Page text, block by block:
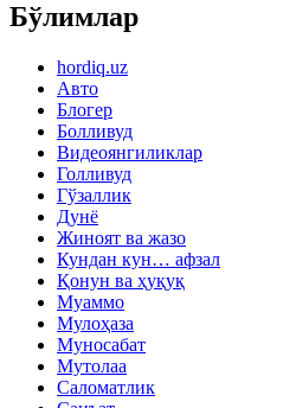
Бўлимлар
hordiq.uz
Авто
Блогер
Болливуд
Видеоянгиликлар
Голливуд
Гўзаллик
Дунё
Жиноят ва жазо
Кундан кун… афзал
Қонун ва ҳуқуқ
Муаммо
Мулоҳаза
Муносабат
Мутолаа
Саломатлик